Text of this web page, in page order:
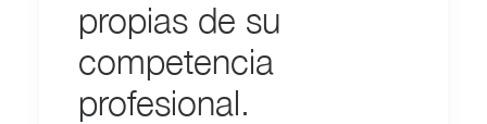
propias de su
competencia
profesional.